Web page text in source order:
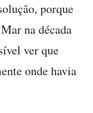
porque
na década
ver que
onde havia